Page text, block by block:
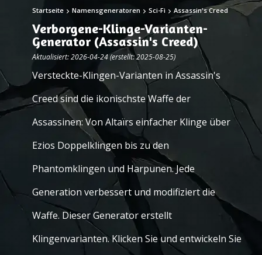
Startseite Namensgeneratoren Sci-Fi Assassin's Creed
Verborgene-Klinge-Varianten-
Generator (Assassin's Creed)
Aktualisiert: 2026-04-24 (erstellt: 2025-08-25)
Versteckte-Klingen-Varianten in Assassin's
Creed sind die ikonischste Waffe der
Assassinen: Von Altaïrs einfacher Klinge über
Ezios Doppelklingen bis zu den
Phantomklingen und Harpunen. Jede
Generation verbessert und modifiziert die
Waffe. Dieser Generator erstellt
Klingenvarianten. Klicken Sie und entwickeln Sie